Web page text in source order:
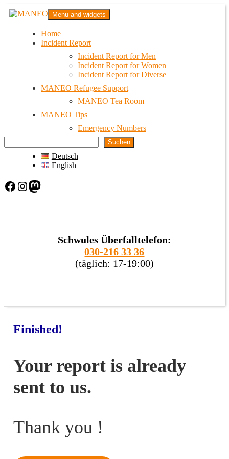
Skip
to MANEO
Das schwule Anti-Gewalt-Projekt in Berlin
Menu and widgets
Home
Incident Report
Incident Report for Men
Incident Report for Women
Incident Report for Diverse
MANEO Refugee Support
MANEO Tea Room
MANEO Tips
Emergency Numbers
Suchen
Deutsch
English
Facebook Instagram Mastodon
Schwules Überfalltelefon:
030-216 33 36
(täglich: 17-19:00)
Finished!
Your report is already
sent to us.
Thank you !